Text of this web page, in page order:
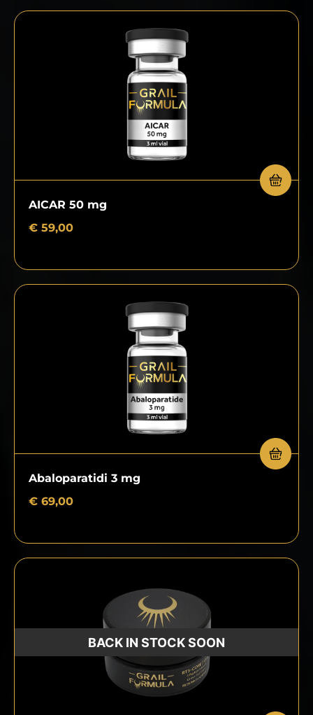
AICAR 50 mg
€ 59,00
Abaloparatidi 3 mg
€ 69,00